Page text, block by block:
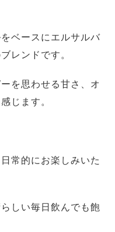
ベースにエルサルバ
レンドです。
を思わせる甘さ、オ
じます。
常的にお楽しみいた
しい毎日飲んでも飽